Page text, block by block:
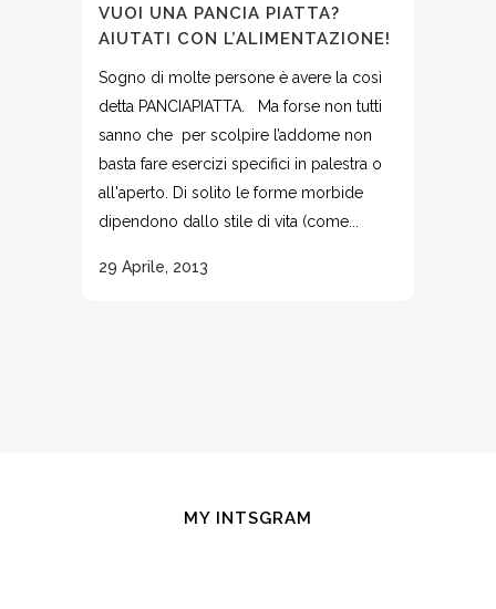
VUOI UNA PANCIA PIATTA?
AIUTATI CON L’ALIMENTAZIONE!
Sogno di molte persone è avere la così
detta PANCIAPIATTA. Ma forse non tutti
sanno che per scolpire l’addome non
basta fare esercizi specifici in palestra o
all'aperto. Di solito le forme morbide
dipendono dallo stile di vita (come...
29 Aprile, 2013
MY INTSGRAM